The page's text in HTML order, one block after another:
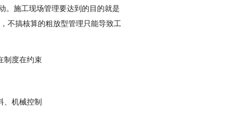
。施工现场管理要达到的目的就是
不搞核算的粗放型管理只能导致工
制度在约束
、机械控制